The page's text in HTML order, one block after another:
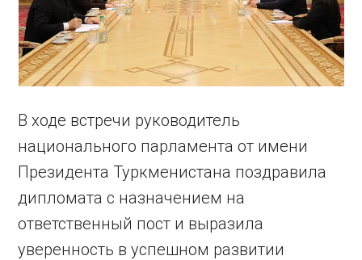
В ходе встречи руководитель
национального парламента от имени
Президента Туркменистана поздравила
дипломата с назначением на
ответственный пост и выразила
уверенность в успешном развитии